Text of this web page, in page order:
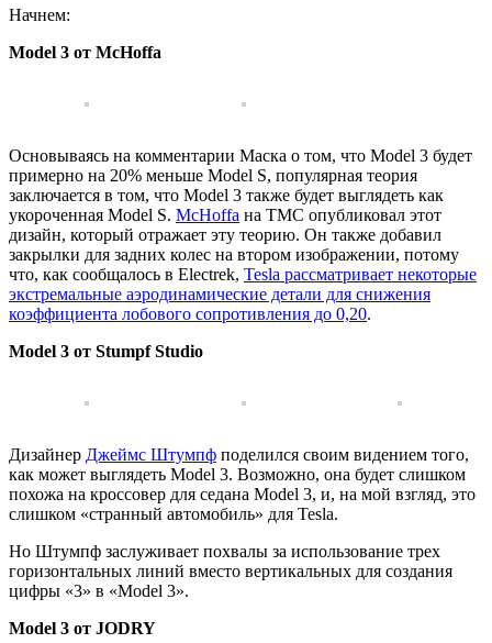
Начнем:
Model 3 от McHoffa
Основываясь на комментарии Маска о том, что Model 3 будет
примерно на 20% меньше Model S, популярная теория
заключается в том, что Model 3 также будет выглядеть как
укороченная Model S. McHoffa на TMC опубликовал этот
дизайн, который отражает эту теорию. Он также добавил
закрылки для задних колес на втором изображении, потому
что, как сообщалось в Electrek, Tesla рассматривает некоторые
экстремальные аэродинамические детали для снижения
коэффициента лобового сопротивления до 0,20.
Model 3 от Stumpf Studio
Дизайнер Джеймс Штумпф поделился своим видением того,
как может выглядеть Model 3. Возможно, она будет слишком
похожа на кроссовер для седана Model 3, и, на мой взгляд, это
слишком «странный автомобиль» для Tesla.
Но Штумпф заслуживает похвалы за использование трех
горизонтальных линий вместо вертикальных для создания
цифры «3» в «Model 3».
Model 3 от JODRY